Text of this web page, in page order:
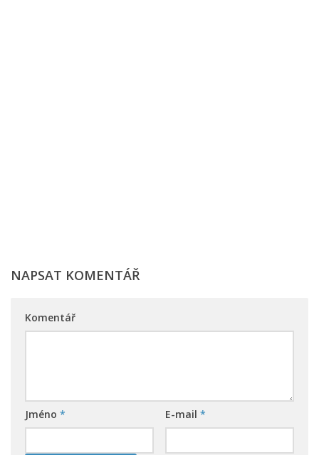
NAPSAT KOMENTÁŘ
Komentář
Jméno * E-mail *